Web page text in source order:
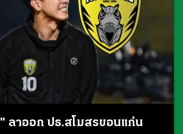
ลาออก ปธ.สโมสรขอนแก่น